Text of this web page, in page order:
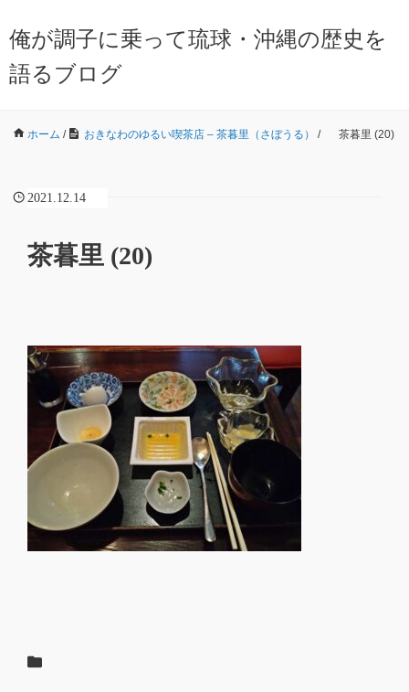
俺が調子に乗って琉球・沖縄の歴史を
語るブログ
ホーム / おきなわのゆるい喫茶店 – 茶暮里（さぼうる） / 茶暮里 (20)
2021.12.14
茶暮里 (20)